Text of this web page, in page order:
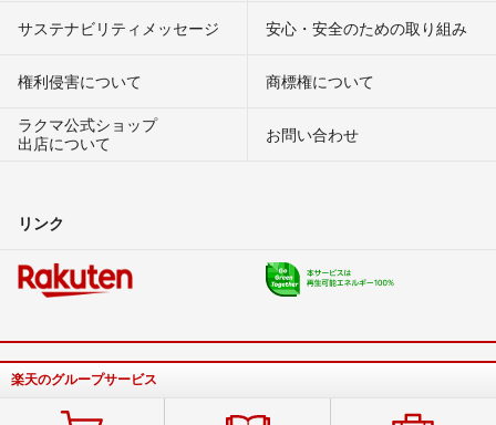
サステナビリティメッセージ 安心・安全のための取り組み
権利侵害について
商標権について
ラクマ公式ショップ
出店について
お問い合わせ
リンク
楽天のグループサービス